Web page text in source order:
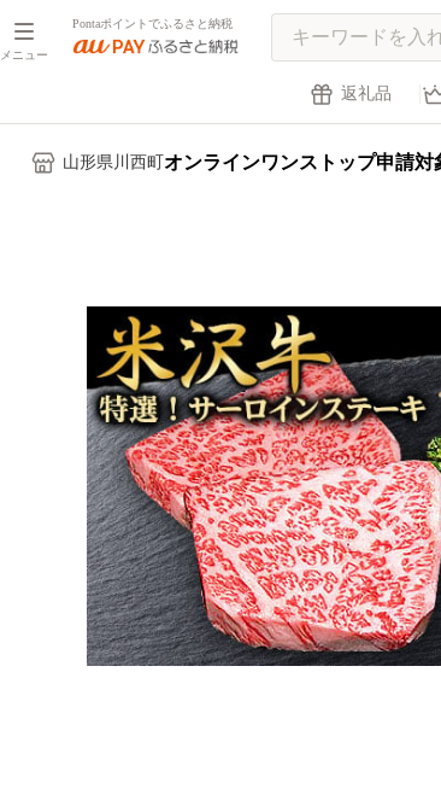
メニュー
Pontaポイントでふるさと納税
返礼品
山形県川西町 オンラインワンストップ申請対